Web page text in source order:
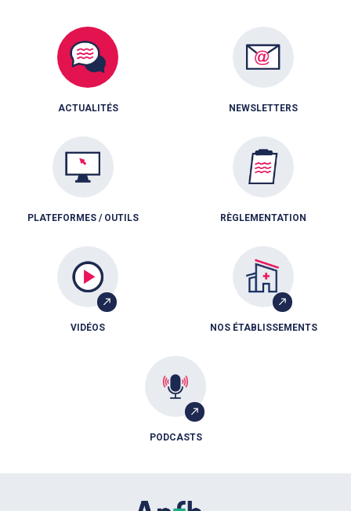
ACTUALITÉS NEWSLETTERS
PLATEFORMES / OUTILS RÈGLEMENTATION
VIDÉOS NOS ÉTABLISSEMENTS
PODCASTS